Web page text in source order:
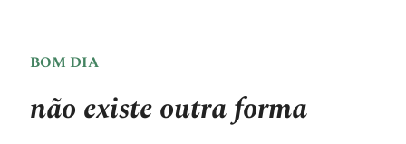
BOM DIA
não existe outra forma